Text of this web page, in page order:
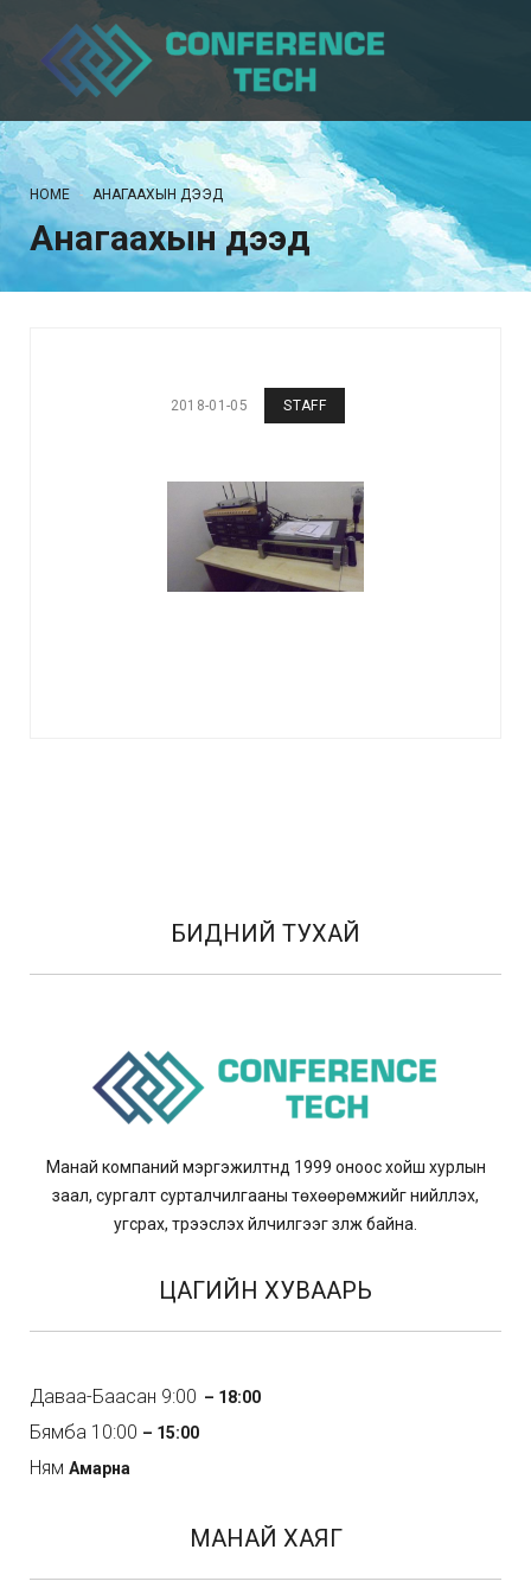
HOME АНАГААХЫН ДЭЭД
Анагаахын дээд
2018-01-05 STAFF
БИДНИЙ ТУХАЙ
Манай компаний мэргэжилтнүүд 1999 оноос хойш хурлын
заал, сургалт сурталчилгааны төхөөрөмжийг нийлүүлэх,
угсрах, түрээслэх үйлчилгээг үзүүлж байна.
ЦАГИЙН ХУВААРЬ
Даваа-Баасан 9:00 – 18:00
Бямба 10:00 – 15:00
Ням Амарна
МАНАЙ ХАЯГ